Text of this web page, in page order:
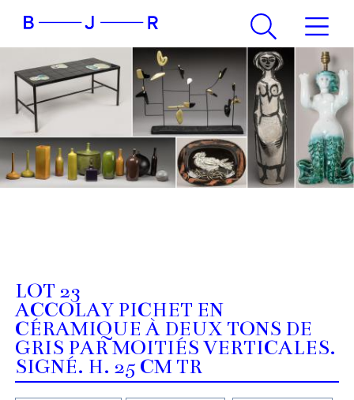
LOT 23
ACCOLAY PICHET EN
CÉRAMIQUE À DEUX TONS DE
GRIS PAR MOITIÉS VERTICALES.
SIGNÉ. H. 25 CM TR